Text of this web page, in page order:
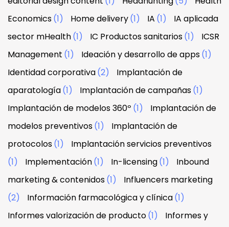
Economics(1) Home delivery(1) IA (1)
IA aplicada
sector mHealth(1) IC Productos sanitarios(1)
ICSR
Management (1) Ideación y desarrollo de apps(1)
Identidad corporativa(2)
Implantación de
aparatología(1) Implantación de campañas(1)
Implantación de modelos 360º (1)
Implantación de
modelos preventivos(1)
Implantación de
protocolos(1)
Implantación servicios preventivos
(1)
Implementación(1) In-licensing(1)
Inbound
marketing & contenidos(1)
Influencers marketing
(2)
Información farmacológica y clínica(1)
Informes valorización de producto(1)
Informes y